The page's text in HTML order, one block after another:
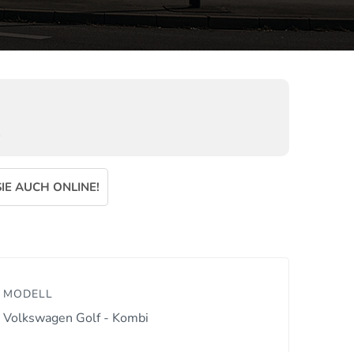
AUCH ONLINE!
MODELL
Volkswagen Golf - Kombi